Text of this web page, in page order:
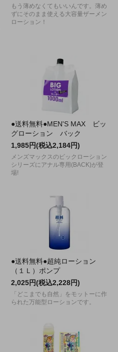
もう薄めなくてもいいんです。薄め
ずにそのまま使える大容量ザーメン
ローション！
●送料無料●MEN'S MAX ビッ
グローション バック
1,985円(税込2,184円)
メンズマックスのビックローション
シリーズにアナル専用(BACK)が登
場!
●送料無料●超純ローション
（１Ｌ）ポンプ
2,025円(税込2,228円)
「どこまでも自然」をモットーに作
られた万能型ローションです。